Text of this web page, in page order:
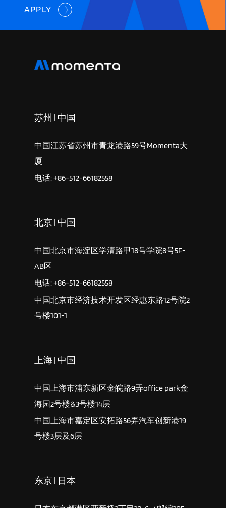
APPLY
苏州 | 中国
中国江苏省苏州市青龙港路59号Momenta大
厦
电话: +86-512-66182558
北京 | 中国
中国北京市海淀区学清路甲18号学院8号5F-
AB区
电话: +86-512-66182558
中国北京市经济技术开发区经惠东路12号院2
号楼101-1
上海 | 中国
中国上海市浦东新区金皖路9弄office park金
海园2号楼&3号楼14层
中国上海市嘉定区安拓路56弄汽车创新港19
号楼3层及6层
东京 | 日本